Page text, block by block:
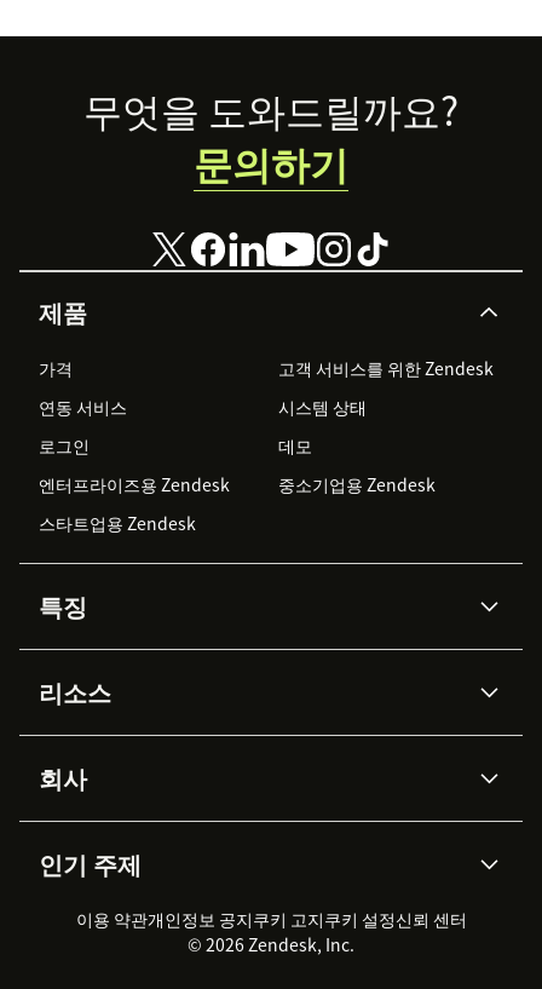
Footer
제품
가격
고객 서비스를 위한 Zendesk
연동 서비스
시스템 상태
로그인
데모
엔터프라이즈용 Zendesk
중소기업용 Zendesk
스타트업용 Zendesk
특징
Zendesk AI
Advanced Data Privacy &
Protection
지식창고
워크포스 관리
실시간 채팅
클라이언트 포털
리소스
API & 개발자
AI 리서치
이벤트 & 웨비나
고객 사례
회사
채용 정보
지속 가능성 보고서
Zendesk Foundation
법적 정보
인기 주제
2026 CX 트렌드
제품 업데이트
고객 서비스 소프트웨어
헬프 데스크 통합 티켓 관리 소
무엇을 도와드릴까요?
문의하기
이용 약관개인정보 공지쿠키 고지쿠키 설정신뢰 센터
© 2026 Zendesk, Inc.